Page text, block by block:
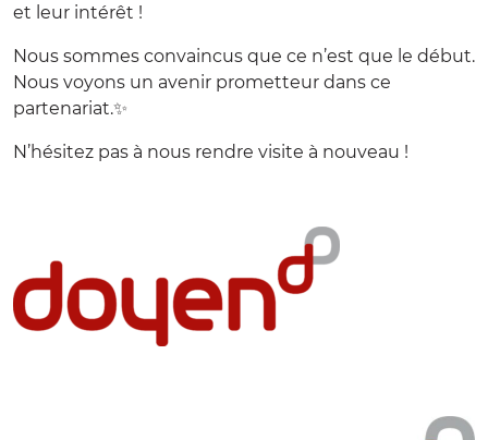
et leur intérêt !
Nous sommes convaincus que ce n’est que le début.
Nous voyons un avenir prometteur dans ce
partenariat.✨
N’hésitez pas à nous rendre visite à nouveau !